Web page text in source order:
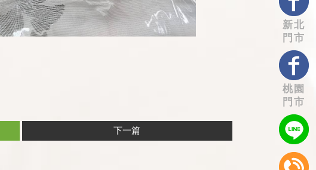
下一篇
新北
門市
桃園
門市